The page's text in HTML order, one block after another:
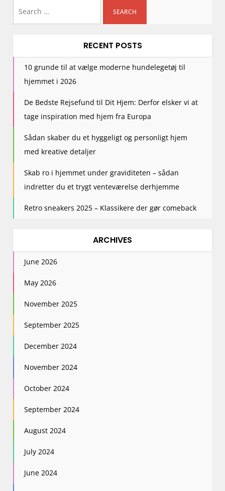
RECENT POSTS
10 grunde til at vælge moderne hundelegetøj til
hjemmet i 2026
De Bedste Rejsefund til Dit Hjem: Derfor elsker vi at
tage inspiration med hjem fra Europa
Sådan skaber du et hyggeligt og personligt hjem
med kreative detaljer
Skab ro i hjemmet under graviditeten – sådan
indretter du et trygt venteværelse derhjemme
Retro sneakers 2025 – Klassikere der gør comeback
ARCHIVES
June 2026
May 2026
November 2025
September 2025
December 2024
November 2024
October 2024
September 2024
August 2024
July 2024
June 2024